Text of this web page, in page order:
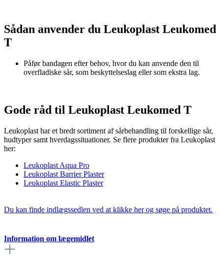
Sådan anvender du Leukoplast Leukomed
T
Påfør bandagen efter behov, hvor du kan anvende den til
overfladiske sår, som beskyttelseslag eller som ekstra lag.
Gode råd til Leukoplast Leukomed T
Leukoplast har et bredt sortiment af sårbehandling til forskellige sår,
hudtyper samt hverdagssituationer. Se flere produkter fra Leukoplast
her:
Leukoplast Aqua Pro
Leukoplast Barrier Plaster
Leukoplast Elastic Plaster
Du kan finde indlægssedlen ved at klikke her og søge på produktet.
Information om lægemidlet